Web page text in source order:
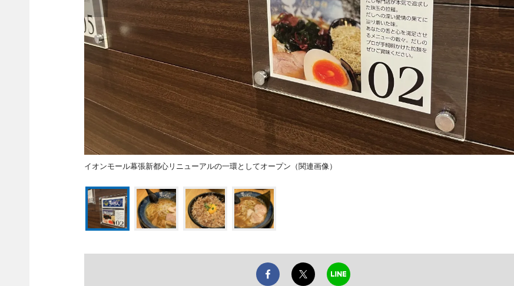
イオンモール幕張新都心リニューアルの一環としてオープン（関連画像）